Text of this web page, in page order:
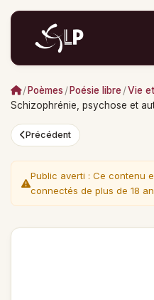
/ Poèmes / Poésie libre/Vie
Schizophrénie, psychose et
Précédent
Public averti : Ce contenu
connectés de plus de 18